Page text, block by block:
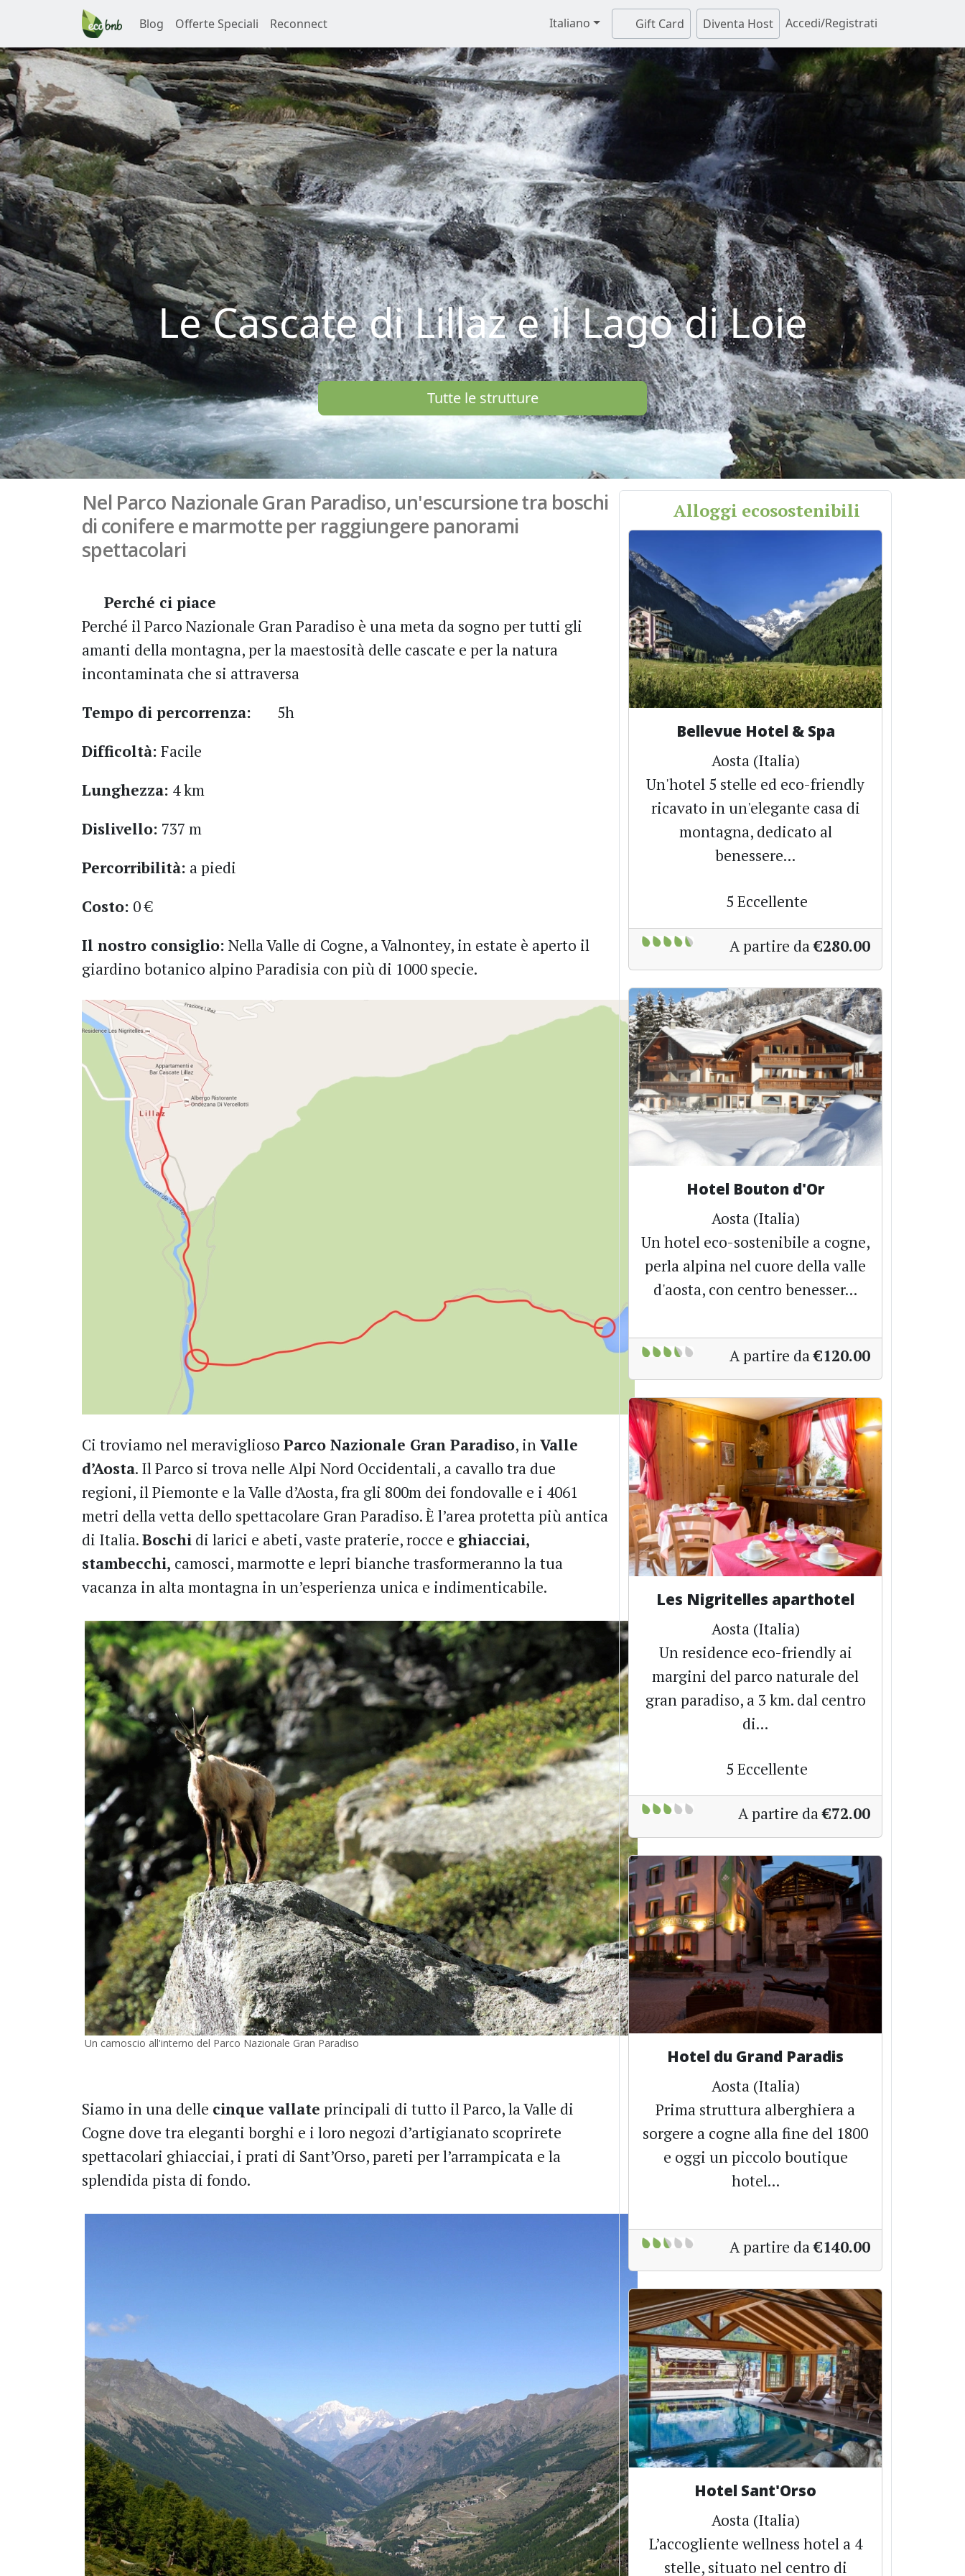
Blog Offerte Speciali Reconnect Italiano Gift Card Diventa Host Accedi/Registrati
Le Cascate di Lillaz e il Lago di Loie
Tutte le strutture
Nel Parco Nazionale Gran Paradiso, un'escursione tra boschi
di conifere e marmotte per raggiungere panorami
spettacolari
Perché ci piace
Perché il Parco Nazionale Gran Paradiso è una meta da sogno per tutti gli
amanti della montagna, per la maestosità delle cascate e per la natura
incontaminata che si attraversa
Tempo di percorrenza:
5h
Difficoltà: Facile
Lunghezza: 4 km
Dislivello: 737 m
Percorribilità: a piedi
Costo: 0 €
Il nostro consiglio: Nella Valle di Cogne, a Valnontey, in estate è aperto il
giardino botanico alpino Paradisia con più di 1000 specie.
Ci troviamo nel meraviglioso Parco Nazionale Gran Paradiso, inValle
d’Aosta. Il Parco si trova nelle Alpi Nord Occidentali, a cavallo tra due
regioni, il Piemonte e la Valle d’Aosta, fra gli 800m dei fondovalle e i 4061
metri della vetta dello spettacolare Gran Paradiso. È l’area protetta più antica
di Italia.Boschi di larici e abeti, vaste praterie, rocce e ghiacciai,
stambecchi, camosci, marmotte e lepri bianche trasformeranno la tua
vacanza in alta montagna in un’esperienza unica e indimenticabile.
Un camoscio all'interno del Parco Nazionale Gran Paradiso
Siamo in una delle cinque vallate principali di tutto il Parco, la Valle di
Cogne dove tra eleganti borghi e i loro negozi d’artigianato scoprirete
spettacolari ghiacciai, i prati di Sant’Orso, pareti per l’arrampicata e la
splendida pista di fondo.
Alloggi ecosostenibili
Bellevue Hotel & Spa
Aosta (Italia)
Un'hotel 5 stelle ed eco-friendly
ricavato in un'elegante casa di
montagna, dedicato al
benessere...
5 Eccellente
A partire da €280.00
Hotel Bouton d'Or
Aosta (Italia)
Un hotel eco-sostenibile a cogne,
perla alpina nel cuore della valle
d'aosta, con centro benesser...
A partire da€120.00
Les Nigritelles aparthotel
Aosta (Italia)
Un residence eco-friendly ai
margini del parco naturale del
gran paradiso, a 3 km. dal centro
di...
5 Eccellente
A partire da€72.00
Hotel du Grand Paradis
Aosta (Italia)
Prima struttura alberghiera a
sorgere a cogne alla fine del 1800
e oggi un piccolo boutique
hotel...
A partire da€140.00
Hotel Sant'Orso
Aosta (Italia)
L’accogliente wellness hotel a 4
stelle, situato nel centro di